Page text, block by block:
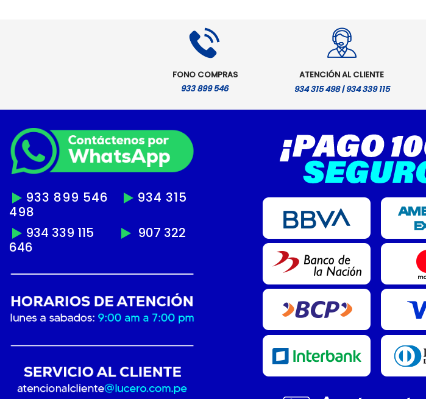
FONO COMPRAS
933 899 546
ATENCIÓN AL CLIENTE
934 315 498 | 934 339 115
933 899 546
934 315
498
934 339 115
907 322
646